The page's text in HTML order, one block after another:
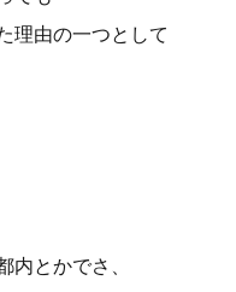
理由の一つとして
内とかでさ、